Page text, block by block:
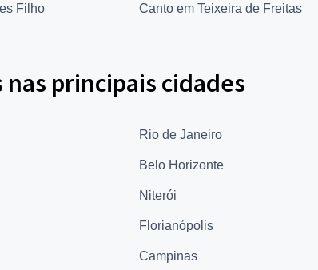
Filho Canto em Teixeira de Freitas
principais cidades
Rio de Janeiro
Belo Horizonte
Niterói
Florianópolis
Campinas